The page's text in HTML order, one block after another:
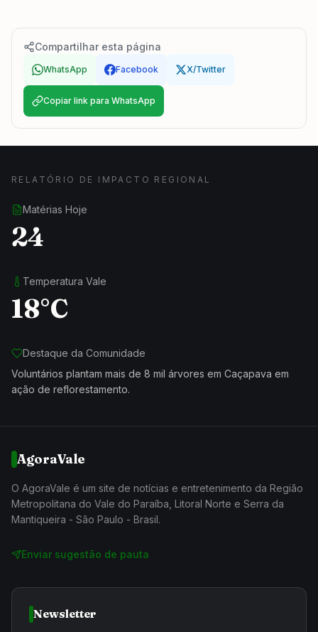
Compartilhar esta página
WhatsApp Facebook X/Twitter
Copiar link para WhatsApp
RELATÓRIO DE IMPACTO REGIONAL
Matérias Hoje
24
Temperatura Vale
18°C
Destaque da Comunidade
Voluntários plantam mais de 8 mil árvores em Caçapava em
ação de reflorestamento.
AgoraVale
O AgoraVale é um site de notícias e entretenimento da Região
Metropolitana do Vale do Paraíba, Litoral Norte e Serra da
Mantiqueira - São Paulo - Brasil.
Enviar sugestão de pauta
Newsletter